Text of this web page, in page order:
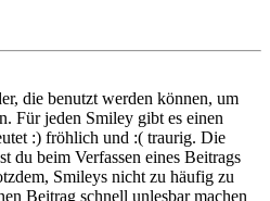
die benutzt werden können, um
Für jeden Smiley gibt es einen
:) fröhlich und :( traurig. Die
du beim Verfassen eines Beitrags
Smileys nicht zu häufig zu
Beitrag schnell unlesbar machen